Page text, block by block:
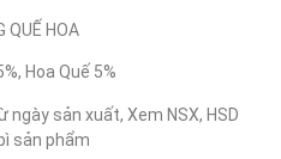
QUẾ HOA
Hoa Quế 5%
sản xuất, Xem NSX, HSD
sản phẩm